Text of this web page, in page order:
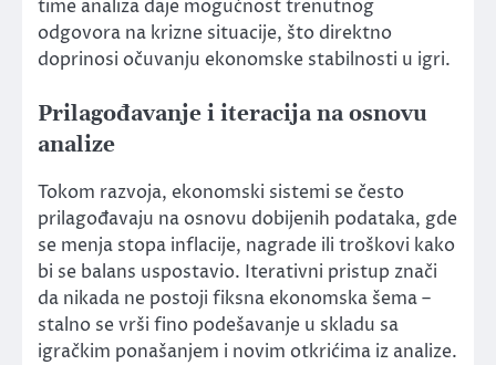
time analiza daje mogućnost trenutnog
odgovora na krizne situacije, što direktno
doprinosi očuvanju ekonomske stabilnosti u igri.
Prilagođavanje i iteracija na osnovu
analize
Tokom razvoja, ekonomski sistemi se često
prilagođavaju na osnovu dobijenih podataka, gde
se menja stopa inflacije, nagrade ili troškovi kako
bi se balans uspostavio. Iterativni pristup znači
da nikada ne postoji fiksna ekonomska šema –
stalno se vrši fino podešavanje u skladu sa
igračkim ponašanjem i novim otkrićima iz analize.